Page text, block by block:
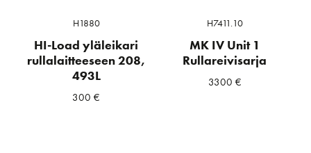
H1880
HI-Load yläleikari
rullalaitteeseen 208,
493L
300€
H7411.10
MK IV Unit 1
Rullareivisarja
3300 €